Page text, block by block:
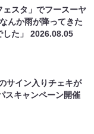
スタ」でフースーヤ
んか雨が降ってきた
した」2026.08.05
サイン入りチェキが
スキャンペーン開催